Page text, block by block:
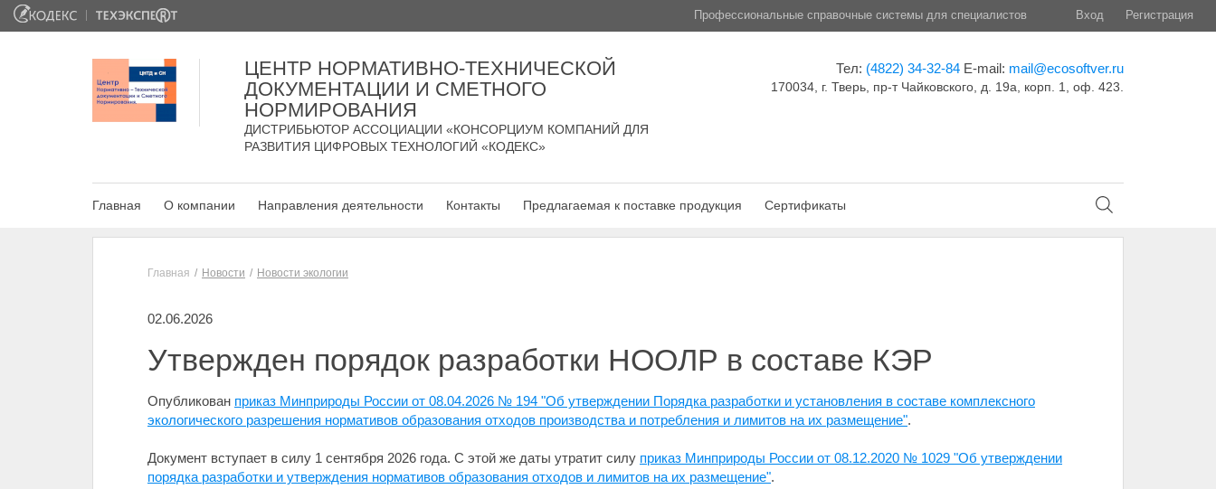
Профессиональные справочные системы для специалистов Вход Регистрация
ЦЕНТР НОРМАТИВНО-ТЕХНИЧЕСКОЙ
ДОКУМЕНТАЦИИ И СМЕТНОГО
НОРМИРОВАНИЯ
ДИСТРИБЬЮТОР АССОЦИАЦИИ «КОНСОРЦИУМ КОМПАНИЙ ДЛЯ
РАЗВИТИЯ ЦИФРОВЫХ ТЕХНОЛОГИЙ «КОДЕКС»
Тел: (4822) 34-32-84 E-mail: mail@ecosoftver.ru
170034, г. Тверь, пр-т Чайковского, д. 19а, корп. 1, оф. 423.
Главная О компании Направления деятельности Контакты Предлагаемая к поставке продукция Сертификаты
Главная Новости Новости экологии
02.06.2026
Утвержден порядок разработки НООЛР в составе КЭР
Опубликован приказ Минприроды России от 08.04.2026 № 194 "Об утверждении Порядка разработки и установления в составе комплексного
экологического разрешения нормативов образования отходов производства и потребления и лимитов на их размещение".
Документ вступает в силу 1 сентября 2026 года. С этой же даты утратит силу приказ Минприроды России от 08.12.2020 № 1029 "Об утверждении
порядка разработки и утверждения нормативов образования отходов и лимитов на их размещение".